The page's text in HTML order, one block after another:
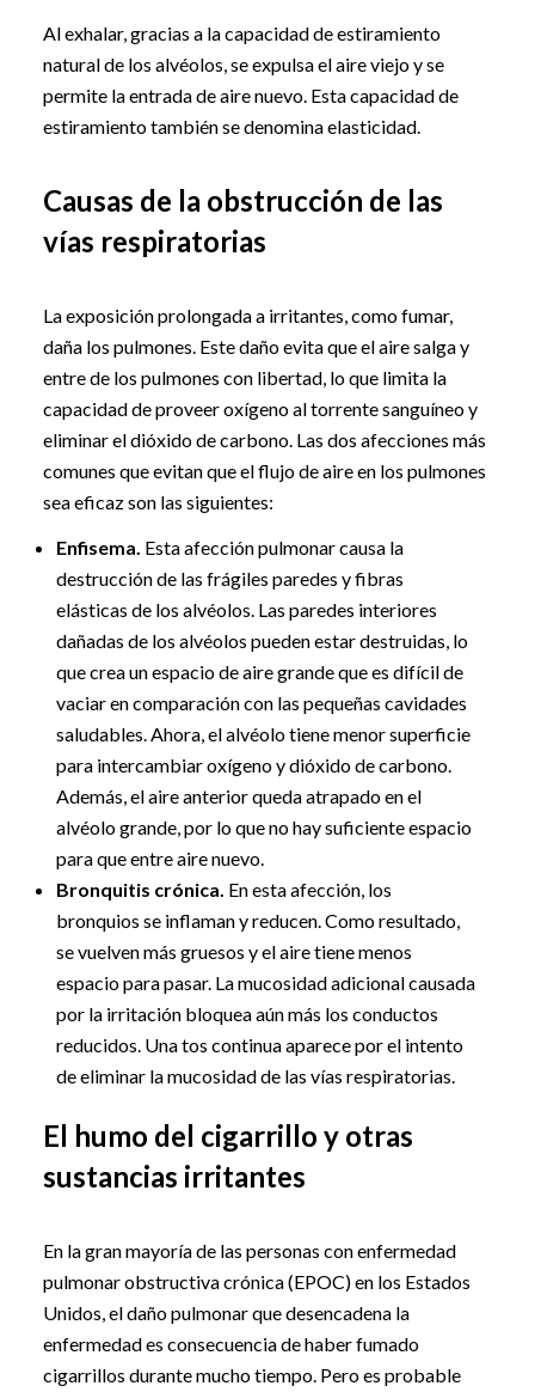
Al exhalar, gracias a la capacidad de estiramiento
natural de los alvéolos, se expulsa el aire viejo y se
permite la entrada de aire nuevo. Esta capacidad de
estiramiento también se denomina elasticidad.
Causas de la obstrucción de las
vías respiratorias
La exposición prolongada a irritantes, como fumar,
daña los pulmones. Este daño evita que el aire salga y
entre de los pulmones con libertad, lo que limita la
capacidad de proveer oxígeno al torrente sanguíneo y
eliminar el dióxido de carbono. Las dos afecciones más
comunes que evitan que el flujo de aire en los pulmones
sea eficaz son las siguientes:
Enfisema. Esta afección pulmonar causa la
destrucción de las frágiles paredes y fibras
elásticas de los alvéolos. Las paredes interiores
dañadas de los alvéolos pueden estar destruidas, lo
que crea un espacio de aire grande que es difícil de
vaciar en comparación con las pequeñas cavidades
saludables. Ahora, el alvéolo tiene menor superficie
para intercambiar oxígeno y dióxido de carbono.
Además, el aire anterior queda atrapado en el
alvéolo grande, por lo que no hay suficiente espacio
para que entre aire nuevo.
Bronquitis crónica. En esta afección, los
bronquios se inflaman y reducen. Como resultado,
se vuelven más gruesos y el aire tiene menos
espacio para pasar. La mucosidad adicional causada
por la irritación bloquea aún más los conductos
reducidos. Una tos continua aparece por el intento
de eliminar la mucosidad de las vías respiratorias.
El humo del cigarrillo y otras
sustancias irritantes
En la gran mayoría de las personas con enfermedad
pulmonar obstructiva crónica (EPOC) en los Estados
Unidos, el daño pulmonar que desencadena la
enfermedad es consecuencia de haber fumado
cigarrillos durante mucho tiempo. Pero es probable